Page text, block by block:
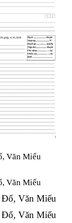
Văn Miếu
Văn Miếu​​​​
Văn Miếu​​​​
Văn Miếu​​​​